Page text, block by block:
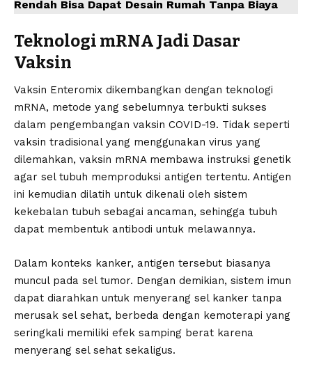
Rendah Bisa Dapat Desain Rumah Tanpa Biaya
Teknologi mRNA Jadi Dasar
Vaksin
Vaksin Enteromix dikembangkan dengan teknologi
mRNA, metode yang sebelumnya terbukti sukses
dalam pengembangan vaksin COVID-19. Tidak seperti
vaksin tradisional yang menggunakan virus yang
dilemahkan, vaksin mRNA membawa instruksi genetik
agar sel tubuh memproduksi antigen tertentu. Antigen
ini kemudian dilatih untuk dikenali oleh sistem
kekebalan tubuh sebagai ancaman, sehingga tubuh
dapat membentuk antibodi untuk melawannya.
Dalam konteks kanker, antigen tersebut biasanya
muncul pada sel tumor. Dengan demikian, sistem imun
dapat diarahkan untuk menyerang sel kanker tanpa
merusak sel sehat, berbeda dengan kemoterapi yang
seringkali memiliki efek samping berat karena
menyerang sel sehat sekaligus.